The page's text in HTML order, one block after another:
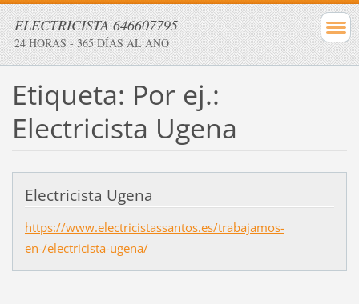
ELECTRICISTA 646607795
24 HORAS - 365 DÍAS AL AÑO
Etiqueta: Por ej.:
Electricista Ugena
Electricista Ugena
https://www.electricistassantos.es/trabajamos-
en-/electricista-ugena/